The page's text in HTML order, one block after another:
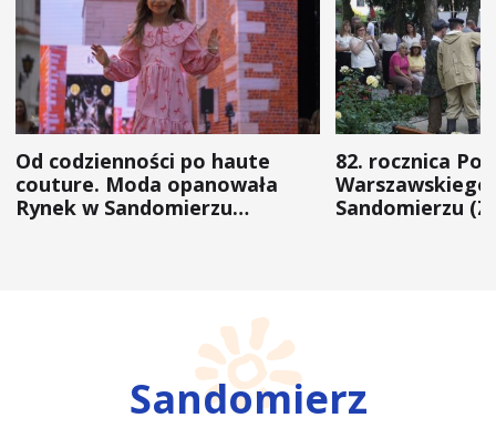
Od codzienności po haute
couture. Moda opanowała
Rynek w Sandomierzu
82. rocznica
Warszawskiego
Sandomierzu
Sandomierz